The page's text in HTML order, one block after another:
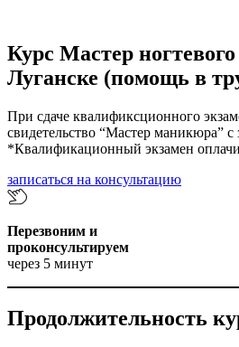
Курс Мастер
Луганске (помощь в
При сдаче квалификсционного
свидетельство “Мастер маникюра” с
*Квалификационный экзамен
записаться на консультацию
Перезвоним и
проконсультируем
через 5 минут
Продолжительность